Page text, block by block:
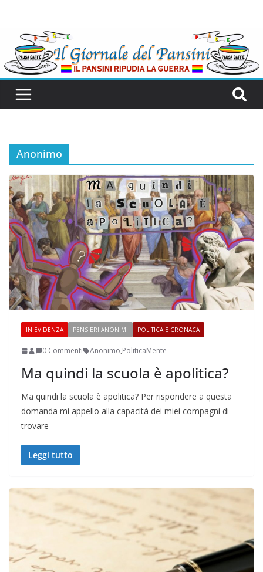
Anonimo
IN EVIDENZA PENSIERI ANONIMI POLITICA E CRONACA
0 Commenti Anonimo,PoliticaMente
Ma quindi la scuola è apolitica?
Ma quindi la scuola è apolitica? Per rispondere a questa
domanda mi appello alla capacità dei miei compagni di
trovare
Leggi tutto